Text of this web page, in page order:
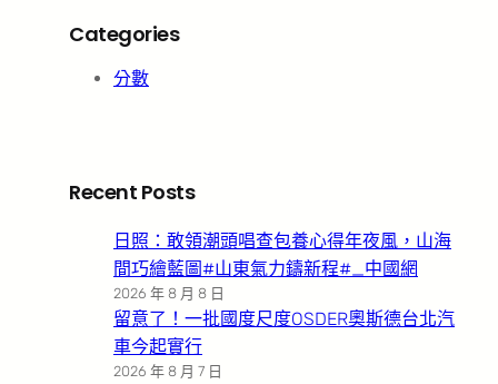
Categories
分數
Recent Posts
日照：敢領潮頭唱查包養心得年夜風，山海
間巧繪藍圖#山東氣力鑄新程#_中國網
2026 年 8 月 8 日
留意了！一批國度尺度OSDER奧斯德台北汽
車今起實行
2026 年 8 月 7 日